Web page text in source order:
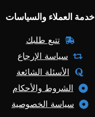
خدمة العملاء والسياسات
تتبع طلبك
سياسة الإرجاع
الأسئلة الشائعة
الشروط والأحكام
سياسة الخصوصية